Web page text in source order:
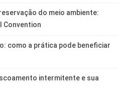
do meio ambiente:
Convention
como a prática pode beneficiar
intermitente e sua